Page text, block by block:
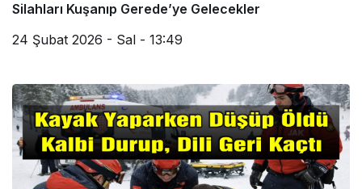
Silahları Kuşanıp Gerede’ye Gelecekler
24 Şubat 2026 - Sal - 13:49